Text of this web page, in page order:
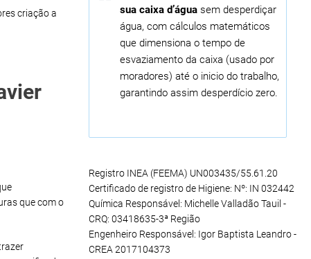
criação a
que com o
sua caixa d’água sem desperdiçar
água, com cálculos matemáticos
que dimensiona o tempo de
esvaziamento da caixa (usado por
moradores) até o inicio do trabalho,
garantindo assim desperdício zero.
Registro INEA (FEEMA) UN003435/55.61.20
Certificado de registro de Higiene: Nº: IN 032442
Química Responsável: Michelle Valladão Tauil -
CRQ: 03418635-3ª Região
Engenheiro Responsável: Igor Baptista Leandro -
CREA 2017104373